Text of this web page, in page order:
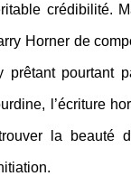
crédibilité.
Horner de
prêtant pourtant
l’écriture
la beauté